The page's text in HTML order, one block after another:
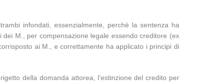
infondati, essenzialmente, perchè la sentenza ha
dei M., per compensazione legale essendo creditore (ex
ai M., e correttamente ha applicato i principi di
della domanda attorea, l’estinzione del credito per